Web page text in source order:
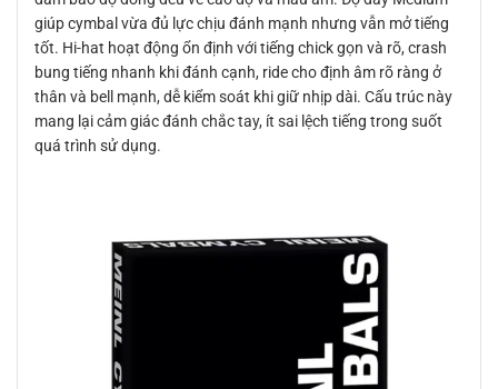
giúp cymbal vừa đủ lực chịu đánh mạnh nhưng vẫn mở tiếng
tốt. Hi-hat hoạt động ổn định với tiếng chick gọn và rõ, crash
bung tiếng nhanh khi đánh cạnh, ride cho định âm rõ ràng ở
thân và bell mạnh, dễ kiểm soát khi giữ nhịp dài. Cấu trúc này
mang lại cảm giác đánh chắc tay, ít sai lệch tiếng trong suốt
quá trình sử dụng.